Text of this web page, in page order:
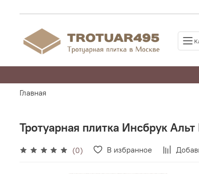
Главная
Тротуарная плитка Инсбрук
(0) В избранное